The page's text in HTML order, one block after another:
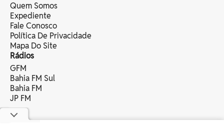
Quem Somos
Expediente
Fale Conosco
Política De Privacidade
Mapa Do Site
Rádios
GFM
Bahia FM Sul
Bahia FM
JP FM